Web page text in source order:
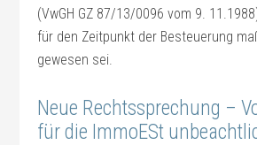
(VwGH GZ 87/13/0096 vom 9.
für den Zeitpunkt der Besteuerung
gewesen sei.
Neue Rechtssprechung –
für die ImmoESt